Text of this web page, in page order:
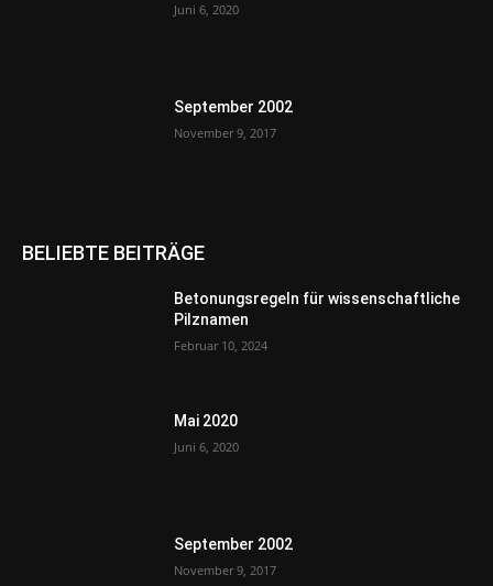
Juni 6, 2020
September 2002
November 9, 2017
BELIEBTE BEITRÄGE
Betonungsregeln für wissenschaftliche
Pilznamen
Februar 10, 2024
Mai 2020
Juni 6, 2020
September 2002
November 9, 2017